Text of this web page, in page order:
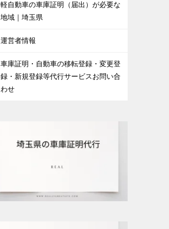
軽自動車の車庫証明（届出）が必要な
地域｜埼玉県
運営者情報
車庫証明・自動車の移転登録・変更登
録・新規登録等代行サービスお問い合
わせ